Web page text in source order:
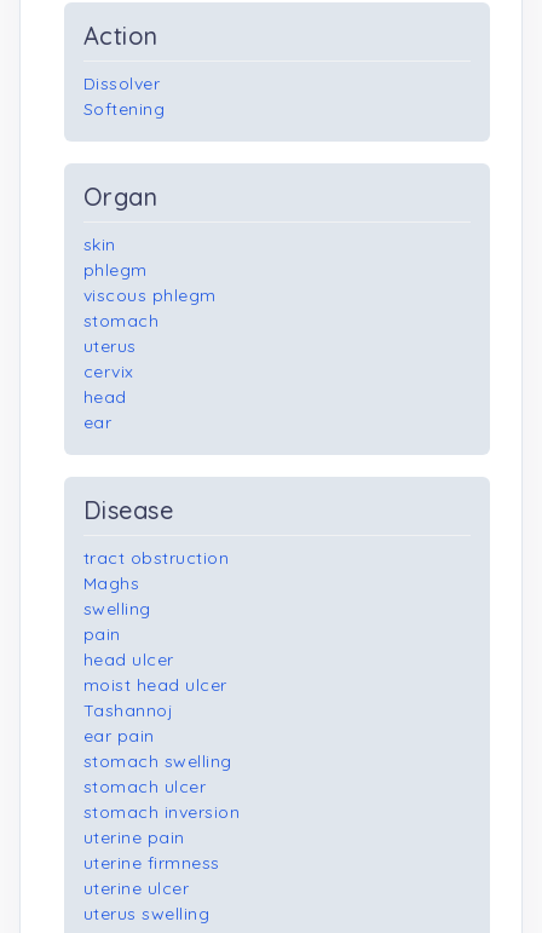
Action
Dissolver
Softening
Organ
skin
phlegm
viscous phlegm
stomach
uterus
cervix
head
ear
Disease
tract obstruction
Maghs
swelling
pain
head ulcer
moist head ulcer
Tashannoj
ear pain
stomach swelling
stomach ulcer
stomach inversion
uterine pain
uterine firmness
uterine ulcer
uterus swelling